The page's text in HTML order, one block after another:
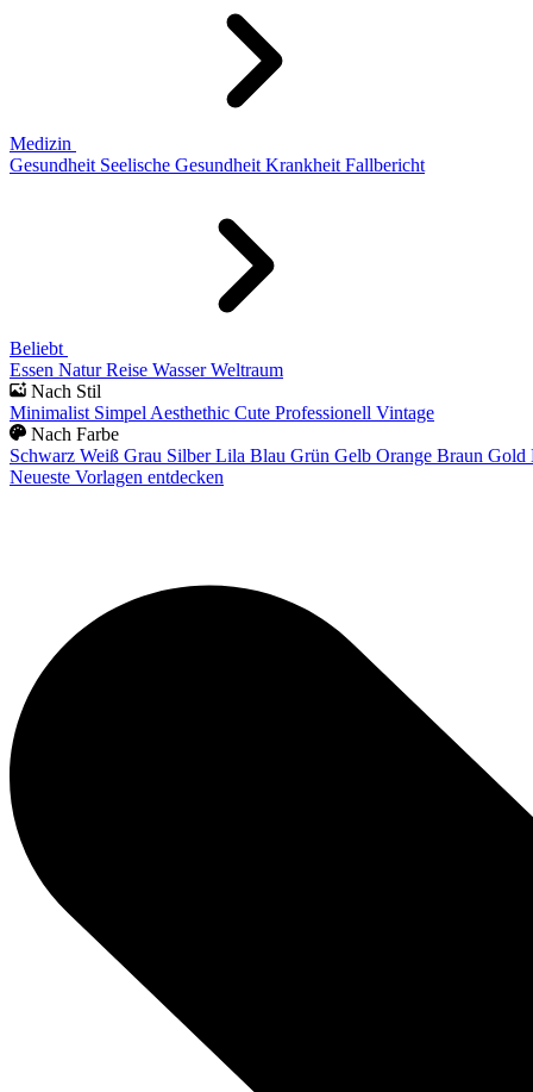
Medizin
Gesundheit Seelische Gesundheit Krankheit Fallbericht
Beliebt
Essen Natur Reise Wasser Weltraum
Nach Stil
Minimalist Simpel Aesthethic Cute Professionell Vintage
Nach Farbe
Schwarz Weiß Grau Silber Lila Blau Grün Gelb Orange Braun Gold
Neueste Vorlagen entdecken